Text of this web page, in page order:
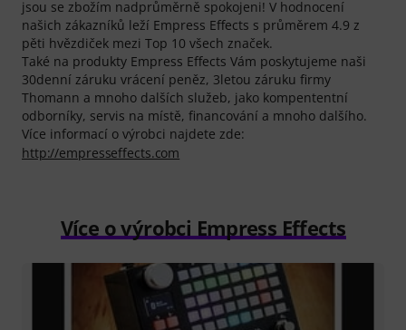
jsou se zbožím nadprůměrně spokojeni! V hodnocení
našich zákazníků leží Empress Effects s průměrem 4.9 z
pěti hvězdiček mezi Top 10 všech značek.
Také na produkty Empress Effects Vám poskytujeme naši
30denní záruku vrácení peněz, 3letou záruku firmy
Thomann a mnoho dalších služeb, jako kompententní
odborníky, servis na místě, financování a mnoho dalšího.
Více informací o výrobci najdete zde:
http://empresseffects.com
Více o výrobci Empress Effects